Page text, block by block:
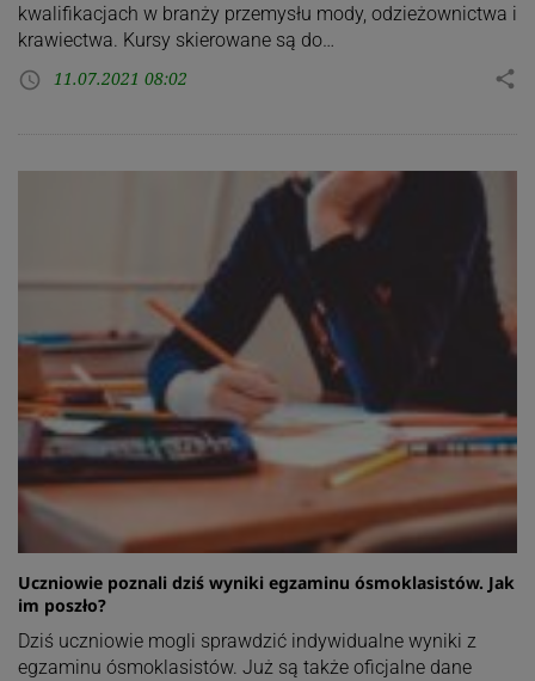
kwalifikacjach w branży przemysłu mody, odzieżownictwa i
krawiectwa. Kursy skierowane są do…
access_time 11.07.2021 08:02 share
Uczniowie poznali dziś wyniki egzaminu ósmoklasistów. Jak
im poszło?
Dziś uczniowie mogli sprawdzić indywidualne wyniki z
egzaminu ósmoklasistów. Już są także oficjalne dane